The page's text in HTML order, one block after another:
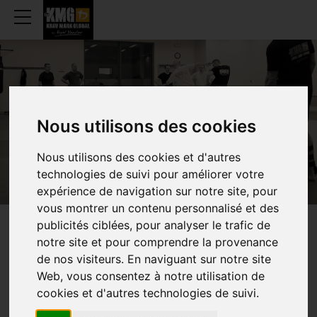
Nous utilisons des cookies
Nous utilisons des cookies et d'autres
technologies de suivi pour améliorer votre
expérience de navigation sur notre site, pour
vous montrer un contenu personnalisé et des
publicités ciblées, pour analyser le trafic de
notre site et pour comprendre la provenance
de nos visiteurs. En naviguant sur notre site
Web, vous consentez à notre utilisation de
cookies et d'autres technologies de suivi.
GANSHOREN
WEKELIJKSUURROOSTEN
TRAINING (SENIOREN)